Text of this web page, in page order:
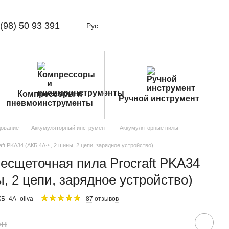
50 93 391 Рус
Компрессоры и
пневмоинструменты
Ручной инструмент
Аккумуляторный инструмент Аккумуляторные пилы
PKA34 (АКБ 4А·ч, 2 шины, 2 цепи, зарядное устройство)
пила Procraft PKA34
цепи, зарядное устройство)
87 отзывов